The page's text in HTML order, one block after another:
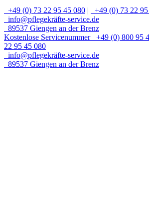
+49 (0) 73 22 95 45 080 |
+49 (0) 73 22
info@pflegekräfte-service.de
89537 Giengen an der Brenz
Kostenlose Servicenummer
+49 (0) 800 95
22 95 45 080
info@pflegekräfte-service.de
89537 Giengen an der Brenz